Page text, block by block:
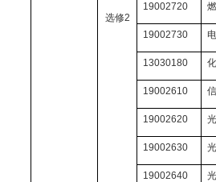
选修2
19002720
19002730
13030180
19002610
19002620
19002630
19002640